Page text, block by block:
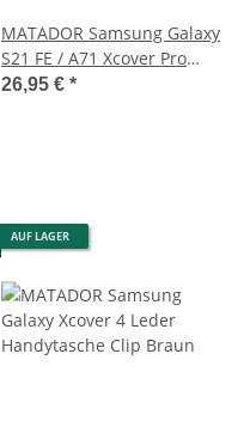
MATADOR Samsung Galaxy
S21 FE / A71 Xcover Pro
Leder Handytasche Braun
26,95 € *
AUF LAGER